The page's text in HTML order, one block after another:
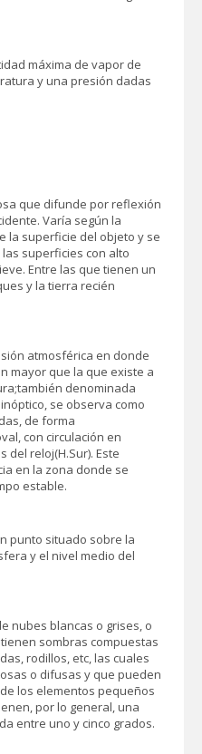
máxima de vapor de
y una presión dadas
que difunde por reflexión
Varía según la
la superficie del objeto y se
superficies con alto
Entre las que tienen un
y la tierra recién
atmosférica en donde
mayor que la que existe a
denominada
se observa como
de forma
con circulación en
del reloj(H.Sur). Este
en la zona donde se
estable.
punto situado sobre la
y el nivel medio del
nubes blancas o grises, o
sombras compuestas
rodillos, etc, las cuales
o difusas y que pueden
los elementos pequeños
por lo general, una
entre uno y cinco grados.